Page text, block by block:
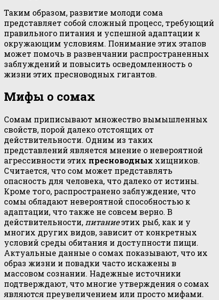
Таким образом, развитие молоди сома
представляет собой сложный процесс, требующий
правильного питания и успешной адаптации к
окружающим условиям. Понимание этих этапов
может помочь в развенчании распространенных
заблуждений и повысить осведомленность о
жизни этих пресноводных гигантов.
Мифы о сомах
Сомам приписывают множество вымышленных
свойств, порой далеко отстоящих от
действительности. Одним из таких
представлений является мнение о невероятной
агрессивности этих пресноводных хищников.
Считается, что сом может представлять
опасность для человека, что далеко от истины.
Кроме того, распространено заблуждение, что
сомы обладают невероятной способностью к
адаптации, что также не совсем верно. В
действительности,питаниеэтих рыб, как и у
многих других видов, зависит от конкретных
условий среды обитания и доступности пищи.
Актуальные данные о сомах показывают, что их
образ жизни и повадки часто искажены в
массовом сознании. Надежные источники
подтверждают, что многие утверждения о сомах
являются преувеличением или просто мифами.